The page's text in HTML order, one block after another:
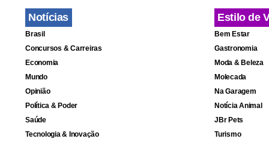
benefícios
Depois de
sistema de
extradição.
Warner,
Notícias
Brasil
Concursos & Carreiras
Economia
Mundo
Opinião
Política & Poder
Saúde
Tecnologia & Inovação
Estilo de
Bem Estar
Gastronomia
Moda & Beleza
Molecada
Na Garagem
Notícia Animal
JBr Pets
Turismo